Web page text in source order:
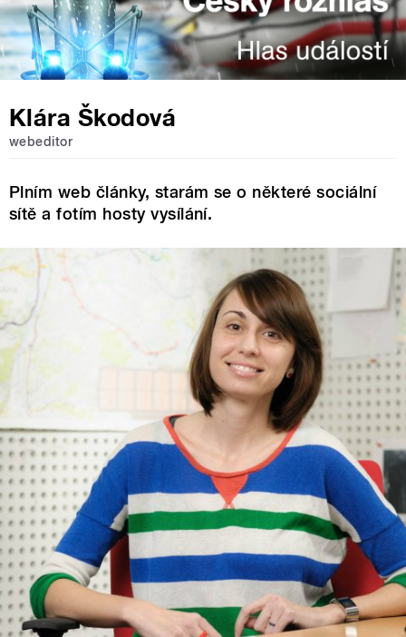
Klára Škodová
webeditor
Plním web články, starám se o některé sociální
sítě a fotím hosty vysílání.